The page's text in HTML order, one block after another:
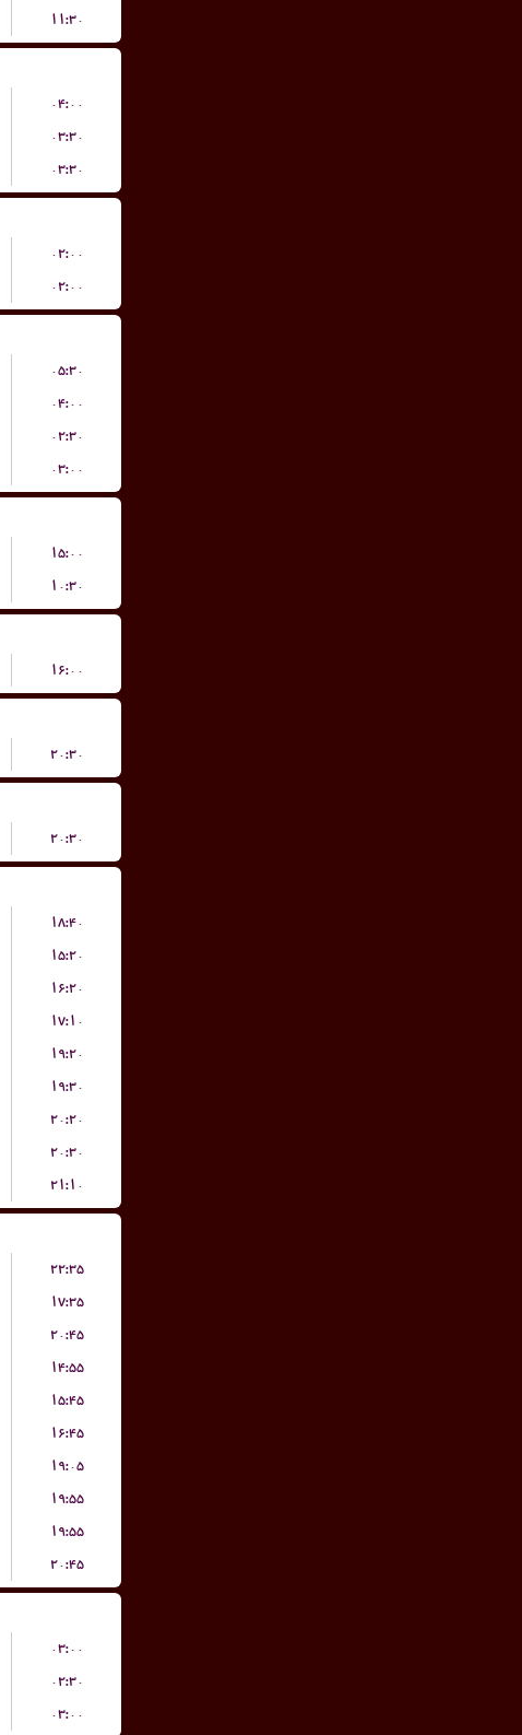
۱۱:۳۰
۰۴:۰۰
۰۳:۳۰
۰۳:۳۰
۰۲:۰۰
۰۲:۰۰
۰۵:۳۰
۰۴:۰۰
۰۲:۳۰
۰۳:۰۰
۱۵:۰۰
۱۰:۳۰
۱۶:۰۰
۲۰:۳۰
۲۰:۳۰
۱۸:۴۰
۱۵:۲۰
۱۶:۲۰
۱۷:۱۰
۱۹:۲۰
۱۹:۳۰
۲۰:۲۰
۲۰:۳۰
۲۱:۱۰
۲۲:۳۵
۱۷:۳۵
۲۰:۴۵
۱۴:۵۵
۱۵:۴۵
۱۶:۴۵
۱۹:۰۵
۱۹:۵۵
۱۹:۵۵
۲۰:۴۵
۰۳:۰۰
۰۲:۳۰
۰۳:۰۰